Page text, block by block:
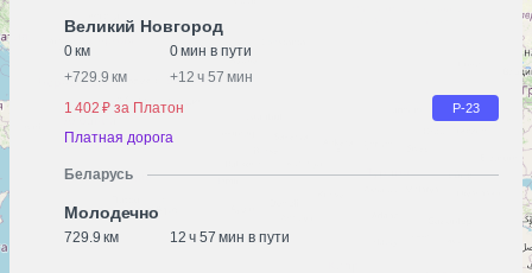
Великий Новгород
0 км
0 мин в пути
+729.9 км +12 ч 57 мин
1 402 ₽ за Платон
Р-23
Платная дорога
Беларусь
Молодечно
729.9 км 12 ч 57 мин в пути